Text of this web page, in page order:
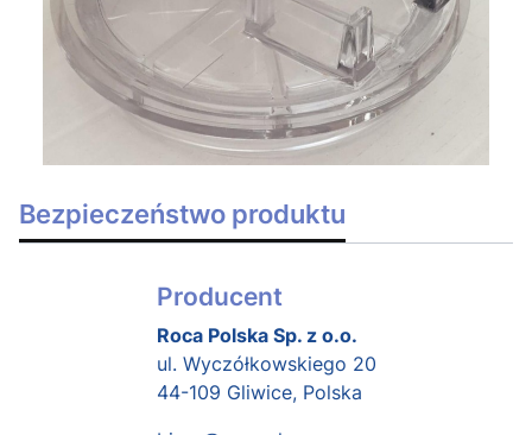
Bezpieczeństwo produktu
Producent
Roca Polska Sp. z o.o.
ul. Wyczółkowskiego 20
44-109 Gliwice, Polska